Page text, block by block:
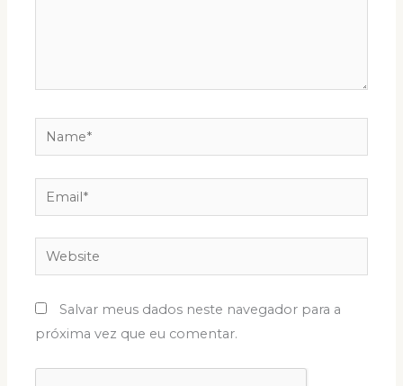
Name*
Email*
Website
Salvar meus dados neste navegador para a
próxima vez que eu comentar.